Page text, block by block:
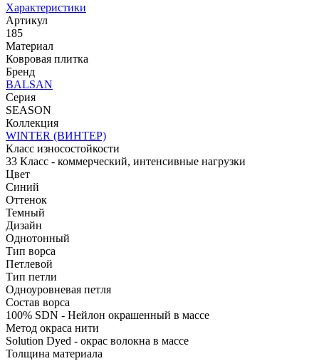
Характеристики
Артикул
185
Материал
Ковровая плитка
Бренд
BALSAN
Серия
SEASON
Коллекция
WINTER (ВИНТЕР)
Класс износостойкости
33 Класс - коммерческий, интенсивные нагрузки
Цвет
Синий
Оттенок
Темный
Дизайн
Однотонный
Тип ворса
Петлевой
Тип петли
Одноуровневая петля
Состав ворса
100% SDN - Нейлон окрашенный в массе
Метод окраса нити
Solution Dyed - окрас волокна в массе
Толщина материала